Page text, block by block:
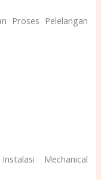
Proses Pelelangan
Mechanical